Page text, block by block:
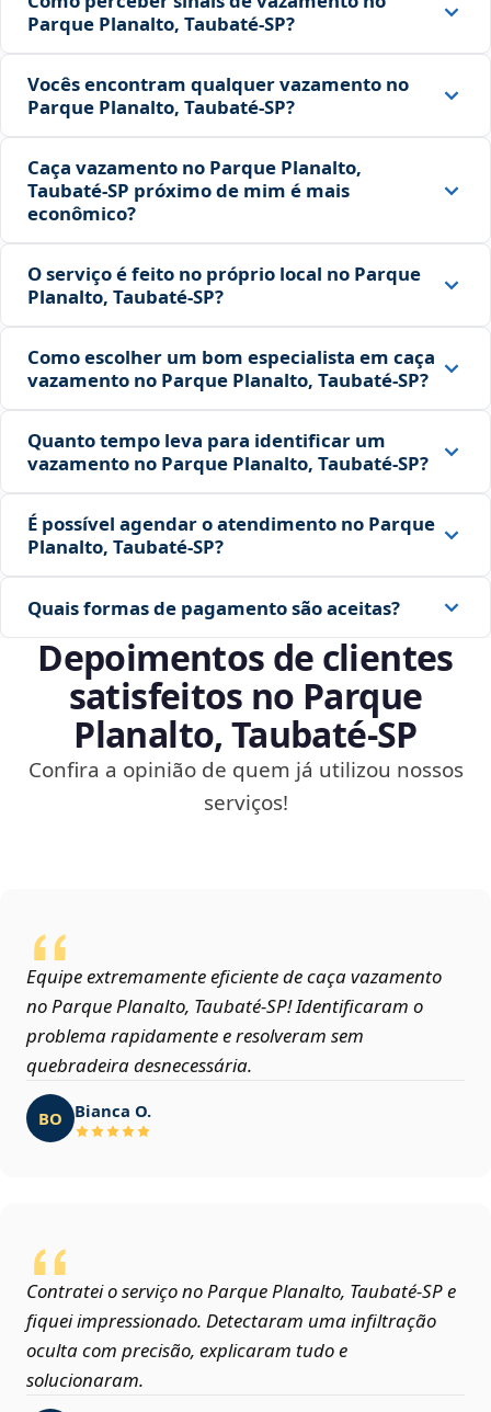
Parque Planalto, Taubaté‑SP?
Vocês encontram qualquer vazamento no
Parque Planalto, Taubaté‑SP?
Caça vazamento no Parque Planalto,
Taubaté‑SP próximo de mim é mais
econômico?
O serviço é feito no próprio local no Parque
Planalto, Taubaté‑SP?
Como escolher um bom especialista em caça
vazamento no Parque Planalto, Taubaté‑SP?
Quanto tempo leva para identificar um
vazamento no Parque Planalto, Taubaté‑SP?
É possível agendar o atendimento no Parque
Planalto, Taubaté‑SP?
Quais formas de pagamento são aceitas?
Depoimentos de clientes
satisfeitos no Parque
Planalto, Taubaté‑SP
Confira a opinião de quem já utilizou nossos
serviços!
Equipe extremamente eficiente de caça vazamento
no Parque Planalto, Taubaté‑SP! Identificaram o
problema rapidamente e resolveram sem
quebradeira desnecessária.
BO Bianca O.
Contratei o serviço no Parque Planalto, Taubaté‑SP e
fiquei impressionado. Detectaram uma infiltração
oculta com precisão, explicaram tudo e
solucionaram.